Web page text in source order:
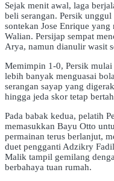
Sejak menit awal, laga
beli serangan. Persik
sontekan Jose Enrique
Walian. Persijap sempat
Arya, namun dianulir wasit
Memimpin 1-0, Persik
lebih banyak menguasai
serangan sayap yang
hingga jeda skor tetap
Pada babak kedua, pelatih
memasukkan Bayu Otto
permainan terus berlanjut,
duet pengganti Adzikry
Malik tampil gemilang
berbahaya tuan rumah.